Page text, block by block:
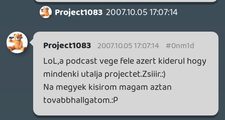
stevefarcry 2007.10.05 14:05:07
hzx
Itt van az összes podcast felsorolva:
dunakanyar.net
Necroman Mk2 2007.10.05 12:40:40
stevefarcry 2007.10.05 14:36:48
Akkor ezek szerint lesz teszt? 😃 Ok, akkor